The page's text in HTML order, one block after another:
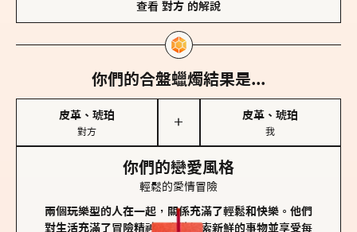
查看 對方 的解說
你們的合盤蠟燭結果是...
皮革、琥珀
對方
＋
皮革、琥珀
我
你們的戀愛風格
輕鬆的愛情冒險
兩個玩樂型的人在一起，關係充滿了輕鬆和快樂。他們
對生活充滿了冒險精神，喜歡探索新鮮的事物並享受每